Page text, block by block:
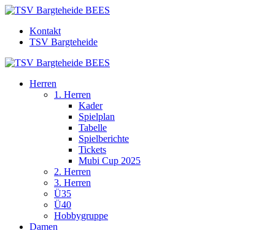
Kontakt
TSV Bargteheide
Herren
1. Herren
Kader
Spielplan
Tabelle
Spielberichte
Tickets
Mubi Cup 2025
2. Herren
3. Herren
Ü35
Ü40
Hobbygruppe
Damen